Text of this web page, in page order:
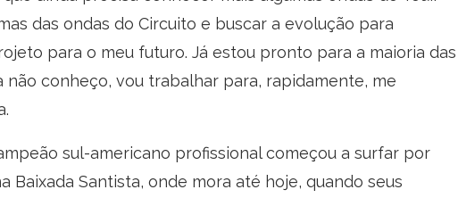
das ondas do Circuito e buscar a evolução para
para o meu futuro. Já estou pronto para a maioria das
não conheço, vou trabalhar para, rapidamente, me
sul-americano profissional começou a surfar por
Baixada Santista, onde mora até hoje, quando seus